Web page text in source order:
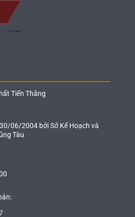
Tiến Thắng
06/2004 bởi Sở Kế Hoạch và
Tàu